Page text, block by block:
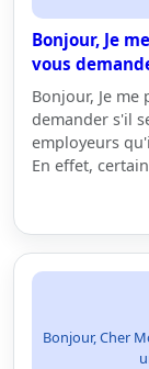
Bonjour, Je
vous
Bonjour, Je
demander s'il
employeurs
En effet,
Bonjour, Cher